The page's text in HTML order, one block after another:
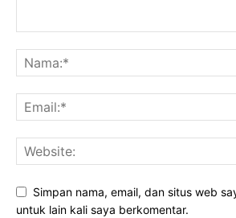
Simpan nama, email, dan situs web
untuk lain kali saya berkomentar.